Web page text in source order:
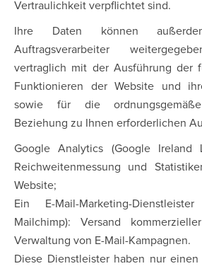
Vertraulichkeit verpflichtet sind.
Ihre Daten können
Auftragsverarbeiter
vertraglich mit der Ausführung der
Funktionieren der Website und
sowie für die
Beziehung zu Ihnen erforderlichen
Google Analytics (Google Ireland
Reichweitenmessung und
Website;
Ein E-Mail-Marketing-
Mailchimp): Versand
Verwaltung von E-Mail-Kampagnen.
Diese Dienstleister haben nur